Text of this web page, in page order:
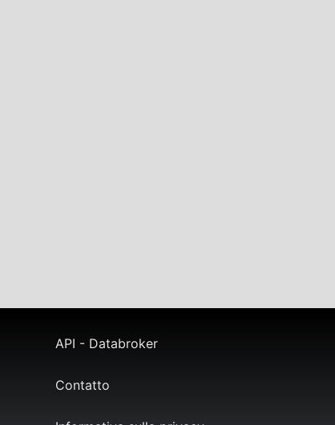
API - Databroker
Contatto